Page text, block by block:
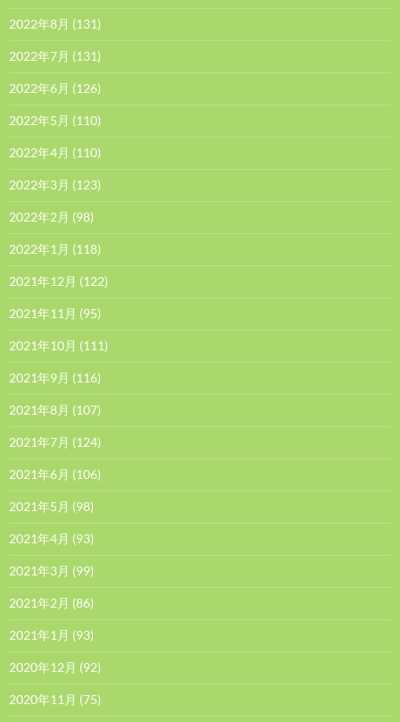
2022年8月 (131)
2022年7月 (131)
2022年6月 (126)
2022年5月 (110)
2022年4月 (110)
2022年3月 (123)
2022年2月 (98)
2022年1月 (118)
2021年12月 (122)
2021年11月 (95)
2021年10月 (111)
2021年9月 (116)
2021年8月 (107)
2021年7月 (124)
2021年6月 (106)
2021年5月 (98)
2021年4月 (93)
2021年3月 (99)
2021年2月 (86)
2021年1月 (93)
2020年12月 (92)
2020年11月 (75)